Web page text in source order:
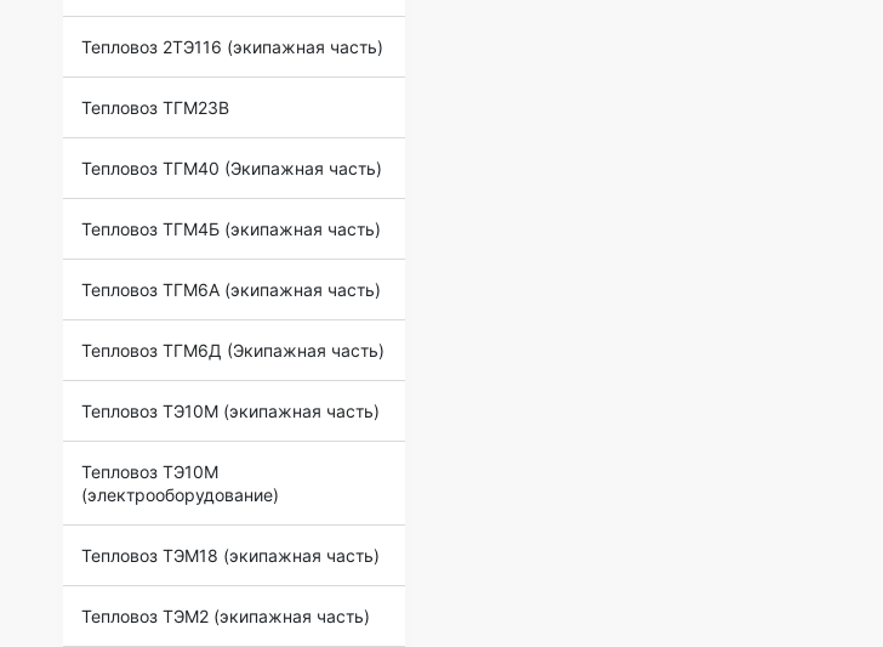
Тепловоз 2ТЭ116 (экипажная часть)
Тепловоз ТГМ23В
Тепловоз ТГМ40 (Экипажная часть)
Тепловоз ТГМ4Б (экипажная часть)
Тепловоз ТГМ6А (экипажная часть)
Тепловоз ТГМ6Д (Экипажная часть)
Тепловоз ТЭ10М (экипажная часть)
Тепловоз ТЭ10М
(электрооборудование)
Тепловоз ТЭМ18 (экипажная часть)
Тепловоз ТЭМ2 (экипажная часть)